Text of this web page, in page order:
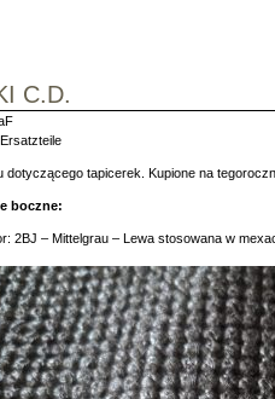
C.D.
dotyczącego tapicerek. Kupione na
boczne:
2BJ – Mittelgrau – Lewa stosowana w